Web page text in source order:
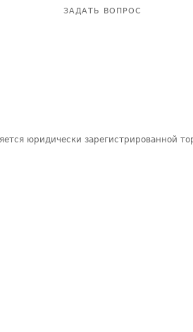
ЗАДАТЬ ВОПРОС
юридически зарегистрированной